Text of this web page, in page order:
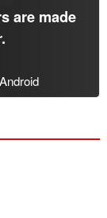
are made
.